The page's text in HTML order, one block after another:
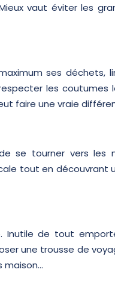
vaut éviter les
ses déchets,
les coutumes
faire une vraie
se tourner vers les
tout en découvrant
de tout
une trousse de
maison…